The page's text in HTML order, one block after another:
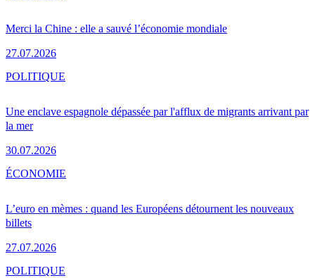
Merci la Chine : elle a sauvé l’économie mondiale
27.07.2026
Une enclave espagnole dépassée par l'afflux de migrants arrivant par
la mer
30.07.2026
POLITIQUE
L’euro en mèmes : quand les Européens détournent les nouveaux
billets
27.07.2026
ÉCONOMIE
POLITIQUE